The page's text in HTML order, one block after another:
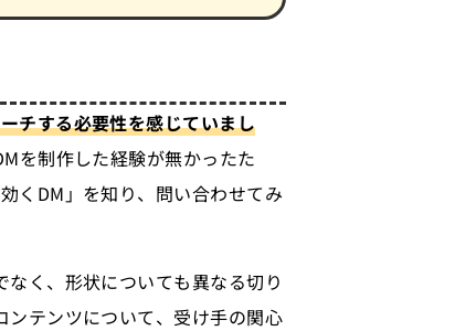
チする必要性を感じていまし
を制作した経験が無かったた
くDM」を知り、問い合わせてみ
く、形状についても異なる切り
テンツについて、受け手の関心